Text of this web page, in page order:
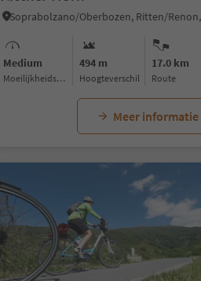
Medium
Moeilijkheidsgraad
494 m
Hoogteverschil
17.0 km
Route
Meer informatie